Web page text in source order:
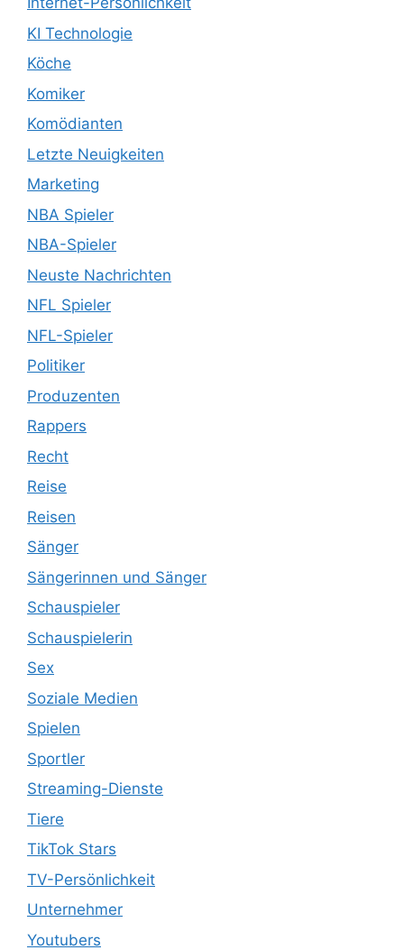
KI Technologie
Köche
Komiker
Komödianten
Letzte Neuigkeiten
Marketing
NBA Spieler
NBA-Spieler
Neuste Nachrichten
NFL Spieler
NFL-Spieler
Politiker
Produzenten
Rappers
Recht
Reise
Reisen
Sänger
Sängerinnen und Sänger
Schauspieler
Schauspielerin
Sex
Soziale Medien
Spielen
Sportler
Streaming-Dienste
Tiere
TikTok Stars
TV-Persönlichkeit
Unternehmer
Youtubers